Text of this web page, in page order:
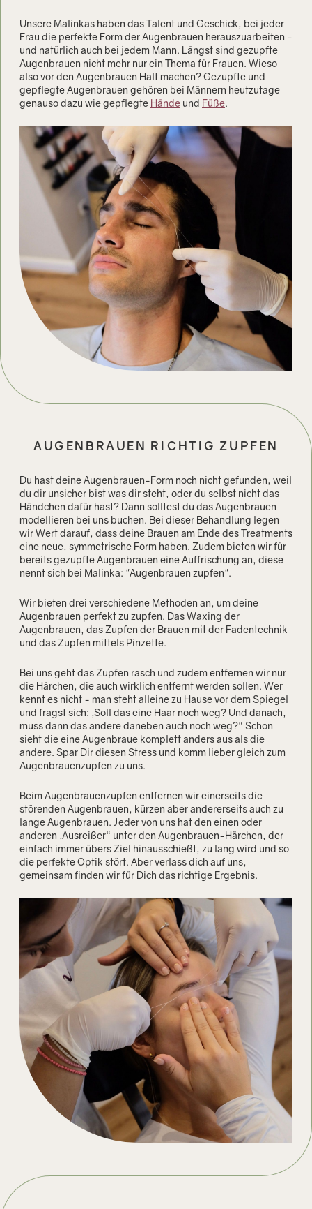
Unsere Malinkas haben das Talent und Geschick, bei jeder
Frau die perfekte Form der Augenbrauen herauszuarbeiten -
und natürlich auch bei jedem Mann. Längst sind gezupfte
Augenbrauen nicht mehr nur ein Thema für Frauen. Wieso
also vor den Augenbrauen Halt machen? Gezupfte und
gepflegte Augenbrauen gehören bei Männern heutzutage
genauso dazu wie gepflegte Hände und Füße.
AUGENBRAUEN RICHTIG ZUPFEN
Du hast deine Augenbrauen-Form noch nicht gefunden, weil
du dir unsicher bist was dir steht, oder du selbst nicht das
Händchen dafür hast? Dann solltest du das Augenbrauen
modellieren bei uns buchen. Bei dieser Behandlung legen
wir Wert darauf, dass deine Brauen am Ende des Treatments
eine neue, symmetrische Form haben. Zudem bieten wir für
bereits gezupfte Augenbrauen eine Auffrischung an, diese
nennt sich bei Malinka: "Augenbrauen zupfen".
Wir bieten drei verschiedene Methoden an, um deine
Augenbrauen perfekt zu zupfen. Das Waxing der
Augenbrauen, das Zupfen der Brauen mit der Fadentechnik
und das Zupfen mittels Pinzette.
Bei uns geht das Zupfen rasch und zudem entfernen wir nur
die Härchen, die auch wirklich entfernt werden sollen. Wer
kennt es nicht - man steht alleine zu Hause vor dem Spiegel
und fragst sich: „Soll das eine Haar noch weg? Und danach,
muss dann das andere daneben auch noch weg?“ Schon
sieht die eine Augenbraue komplett anders aus als die
andere. Spar Dir diesen Stress und komm lieber gleich zum
Augenbrauenzupfen zu uns.
Beim Augenbrauenzupfen entfernen wir einerseits die
störenden Augenbrauen, kürzen aber andererseits auch zu
lange Augenbrauen. Jeder von uns hat den einen oder
anderen „Ausreißer“ unter den Augenbrauen-Härchen, der
einfach immer übers Ziel hinausschießt, zu lang wird und so
die perfekte Optik stört. Aber verlass dich auf uns,
gemeinsam finden wir für Dich das richtige Ergebnis.